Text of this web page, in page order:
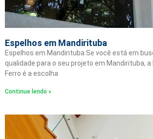
Espelhos em Mandirituba
Espelhos em Mandirituba Se você está em
qualidade para o seu projeto em Mandirituba, a
Ferro é a escolha
Continue lendo »